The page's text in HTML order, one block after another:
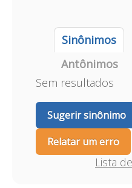
Sinônimos
Antônimos
Sem resultados
Sugerir sinônimo
Relatar um erro
Lista